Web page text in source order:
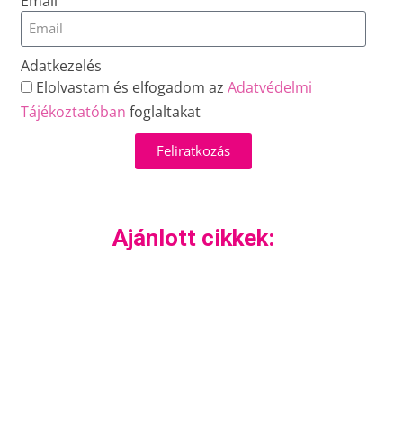
Adatkezelés
Elolvastam és elfogadom azAdatvédelmi
Tájékoztatóban foglaltakat
Feliratkozás
Ajánlott cikkek: